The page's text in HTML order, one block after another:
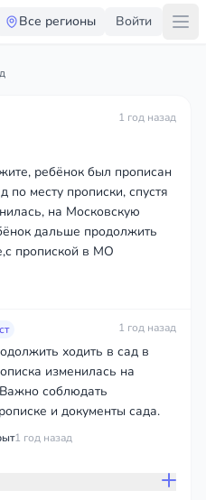
Все регионы Войти
1 год назад
ребёнок был прописан
по месту прописки, спустя
на Московскую
дальше продолжить
пропиской в МО
1 год назад
ходить в сад в
изменилась на
соблюдать
и документы сада.
1 год назад